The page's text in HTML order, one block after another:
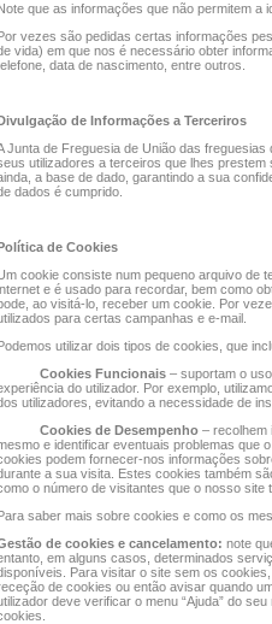
que as informações que não permitem a
vezes são pedidas certas informações
vida) em que nos é necessário obter
data de nascimento, entre outros.
de Informações a Terceriros
Junta de Freguesia de União das
utilizadores a terceiros que lhes
a base de dado, garantindo a sua
dados é cumprido.
de Cookies
cookie consiste num pequeno arquivo de
e é usado para recordar, bem como
ao visitá-lo, receber um cookie. Por
para certas campanhas e e-mail.
utilizar dois tipos de cookies, que
Cookies Funcionais – suportam o
do utilizador. Por exemplo,
utilizadores, evitando a necessidade de
Cookies de Desempenho – recolhem
e identificar eventuais problemas que
podem fornecer-nos informações
a sua visita. Estes cookies também
o número de visitantes que o nosso site
saber mais sobre cookies e como os
de cookies e cancelamento: note
em alguns casos, determinados
Para visitar o site sem os
de cookies ou então avisar quando
deve verificar o menu “Ajuda” do